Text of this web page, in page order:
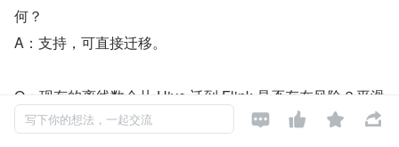
何？
A：支持，可直接迁移。
Q：现有的离线数仓从 Hive 迁到 Flink 是否存在风险？平滑
迁移的注意点有哪些？
写下你的想法，一起交流    